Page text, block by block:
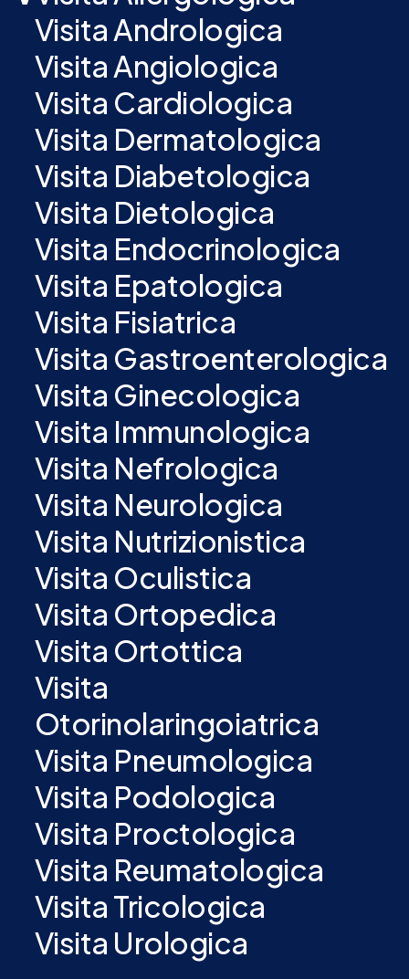
Visita Andrologica
Visita Angiologica
Visita Cardiologica
Visita Dermatologica
Visita Diabetologica
Visita Dietologica
Visita Endocrinologica
Visita Epatologica
Visita Fisiatrica
Visita Gastroenterologica
Visita Ginecologica
Visita Immunologica
Visita Nefrologica
Visita Neurologica
Visita Nutrizionistica
Visita Oculistica
Visita Ortopedica
Visita Ortottica
Visita
Otorinolaringoiatrica
Visita Pneumologica
Visita Podologica
Visita Proctologica
Visita Reumatologica
Visita Tricologica
Visita Urologica